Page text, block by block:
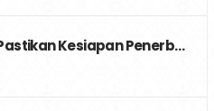
Kesiapan Penerb…